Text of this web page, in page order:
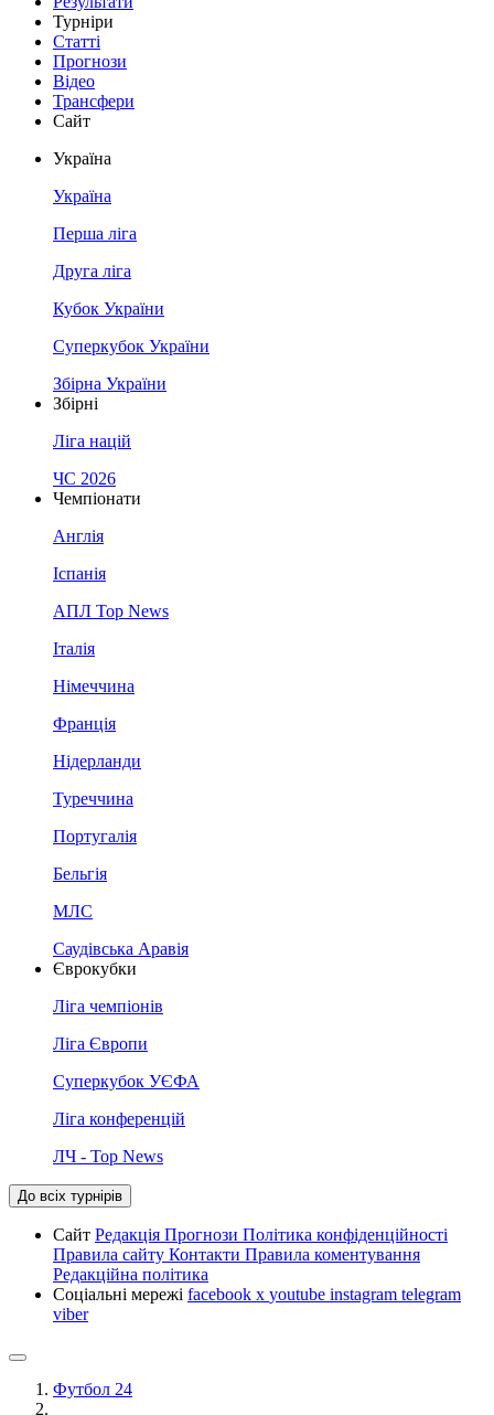
Турніри
Статті
Прогнози
Відео
Трансфери
Сайт
Україна
Україна
Перша ліга
Друга ліга
Кубок України
Суперкубок України
Збірна України
Збірні
Ліга націй
ЧС 2026
Чемпіонати
Англія
Іспанія
АПЛ Top News
Італія
Німеччина
Франція
Нідерланди
Туреччина
Португалія
Бельгія
МЛС
Саудівська Аравія
Єврокубки
Ліга чемпіонів
Ліга Європи
Суперкубок УЄФА
Ліга конференцій
ЛЧ - Top News
До всіх турнірів
Сайт Редакція Прогнози Політика конфіденційності
Правила сайту Контакти Правила коментування
Редакційна політика
Соціальні мережі facebook x youtube instagram telegram
viber
Футбол 24